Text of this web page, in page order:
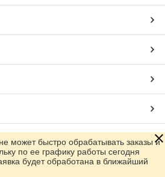
Prom.ua
может быстро обрабатывать заказы и
по ее графику работы сегодня
будет обработана в ближайший